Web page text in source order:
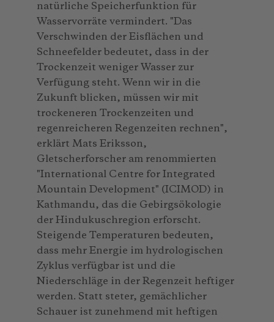
natürliche Speicherfunktion für
Wasservorräte vermindert. "Das
Verschwinden der Eisflächen und
Schneefelder bedeutet, dass in der
Trockenzeit weniger Wasser zur
Verfügung steht. Wenn wir in die
Zukunft blicken, müssen wir mit
trockeneren Trockenzeiten und
regenreicheren Regenzeiten rechnen",
erklärt Mats Eriksson,
Gletscherforscher am renommierten
"International Centre for Integrated
Mountain Development" (ICIMOD) in
Kathmandu, das die Gebirgsökologie
der Hindukuschregion erforscht.
Steigende Temperaturen bedeuten,
dass mehr Energie im hydrologischen
Zyklus verfügbar ist und die
Niederschläge in der Regenzeit heftiger
werden. Statt steter, gemächlicher
Schauer ist zunehmend mit heftigen